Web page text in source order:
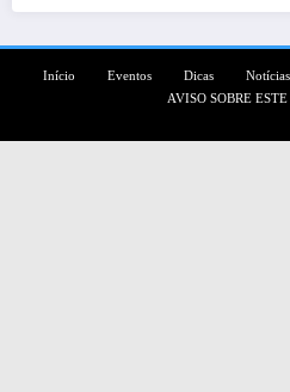
Início Eventos Dicas Notícias
AVISO SOBRE ESTE